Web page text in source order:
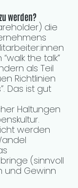
werden?
die
the talk”
als Teil
Richtlinien
Das ist gut
Haltungen
werden
(sinnvoll
und Gewinn